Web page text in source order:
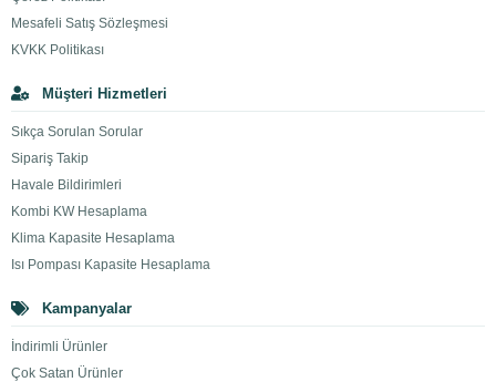
Mesafeli Satış Sözleşmesi
KVKK Politikası
Müşteri Hizmetleri
Sıkça Sorulan Sorular
Sipariş Takip
Havale Bildirimleri
Kombi KW Hesaplama
Klima Kapasite Hesaplama
Isı Pompası Kapasite Hesaplama
Kampanyalar
İndirimli Ürünler
Çok Satan Ürünler